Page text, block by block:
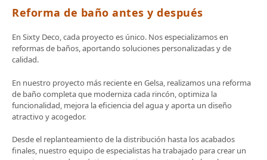
Reforma de baño antes y después
En Sixty Deco, cada proyecto es único. Nos especializamos en
reformas de baños, aportando soluciones personalizadas y de
calidad.
En nuestro proyecto más reciente en Gelsa, realizamos una reforma
de baño completa que moderniza cada rincón, optimiza la
funcionalidad, mejora la eficiencia del agua y aporta un diseño
atractivo y acogedor.
Desde el replanteamiento de la distribución hasta los acabados
finales, nuestro equipo de especialistas ha trabajado para crear un